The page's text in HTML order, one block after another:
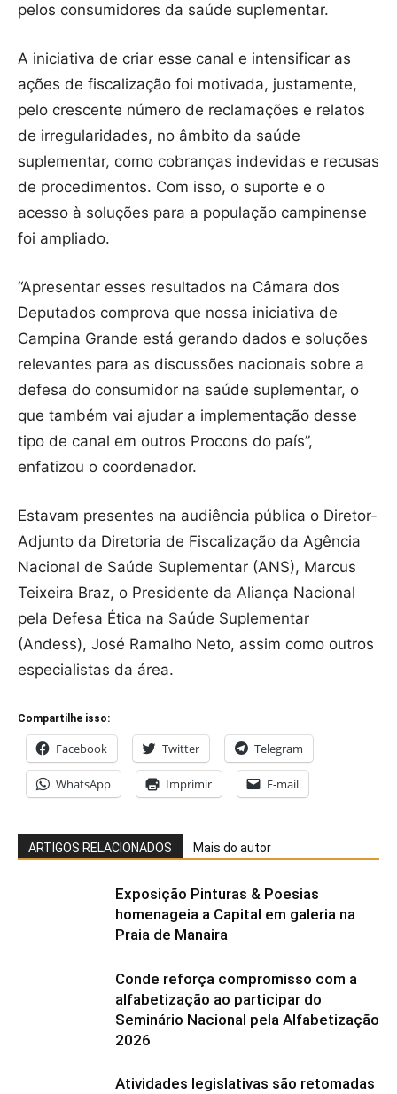
pelos consumidores da saúde suplementar.
A iniciativa de criar esse canal e intensificar as
ações de fiscalização foi motivada, justamente,
pelo crescente número de reclamações e relatos
de irregularidades, no âmbito da saúde
suplementar, como cobranças indevidas e recusas
de procedimentos. Com isso, o suporte e o
acesso à soluções para a população campinense
foi ampliado.
“Apresentar esses resultados na Câmara dos
Deputados comprova que nossa iniciativa de
Campina Grande está gerando dados e soluções
relevantes para as discussões nacionais sobre a
defesa do consumidor na saúde suplementar, o
que também vai ajudar a implementação desse
tipo de canal em outros Procons do país”,
enfatizou o coordenador.
Estavam presentes na audiência pública o Diretor-
Adjunto da Diretoria de Fiscalização da Agência
Nacional de Saúde Suplementar (ANS), Marcus
Teixeira Braz, o Presidente da Aliança Nacional
pela Defesa Ética na Saúde Suplementar
(Andess), José Ramalho Neto, assim como outros
especialistas da área.
Compartilhe isso:
Facebook Twitter Telegram
WhatsApp Imprimir E-mail
ARTIGOS RELACIONADOS Mais do autor
Exposição Pinturas & Poesias
homenageia a Capital em galeria na
Praia de Manaira
Conde reforça compromisso com a
alfabetização ao participar do
Seminário Nacional pela Alfabetização
2026
Atividades legislativas são retomadas